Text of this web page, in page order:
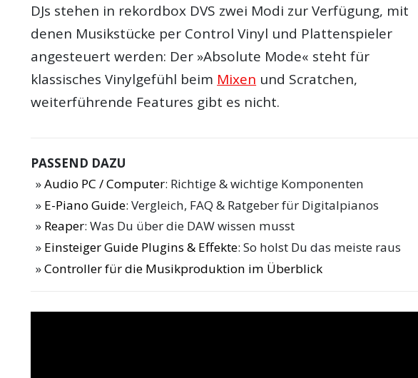
DJs stehen in rekordbox DVS zwei Modi zur Verfügung, mit
denen Musikstücke per Control Vinyl und Plattenspieler
angesteuert werden: Der »Absolute Mode« steht für
klassisches Vinylgefühl beim Mixen und Scratchen,
weiterführende Features gibt es nicht.
PASSEND DAZU
Audio PC / Computer: Richtige & wichtige Komponenten
E-Piano Guide: Vergleich, FAQ & Ratgeber für Digitalpianos
Reaper: Was Du über die DAW wissen musst
Einsteiger Guide Plugins & Effekte: So holst Du das meiste raus
Controller für die Musikproduktion im Überblick